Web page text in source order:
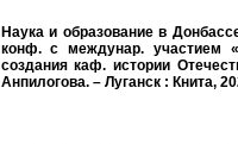
Наука и образование в
конф. с междунар. участием
создания каф. истории
Анпилогова. – Луганск : Книта,